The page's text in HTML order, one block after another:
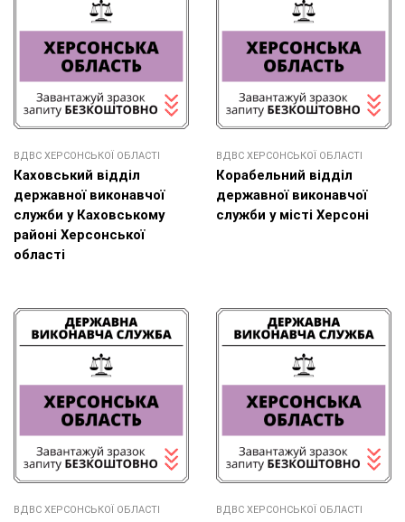
ВДВС ХЕРСОНСЬКОЇ ОБЛАСТІ
Каховський відділ
державної виконавчої
служби у Каховському
районі Херсонської
області
ВДВС ХЕРСОНСЬКОЇ ОБЛАСТІ
Корабельний відділ
державної виконавчої
служби у місті Херсоні
ВДВС ХЕРСОНСЬКОЇ ОБЛАСТІ ВДВС ХЕРСОНСЬКОЇ ОБЛАСТІ